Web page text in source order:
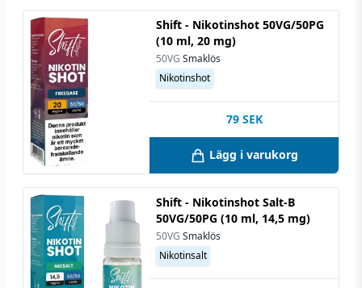
Shift - Nikotinshot 50VG/50PG
(10 ml, 20 mg)
50VG Smaklös
Nikotinshot
79 SEK
Lägg i varukorg
Shift - Nikotinshot Salt-B
50VG/50PG (10 ml, 14,5 mg)
50VG Smaklös
Nikotinsalt